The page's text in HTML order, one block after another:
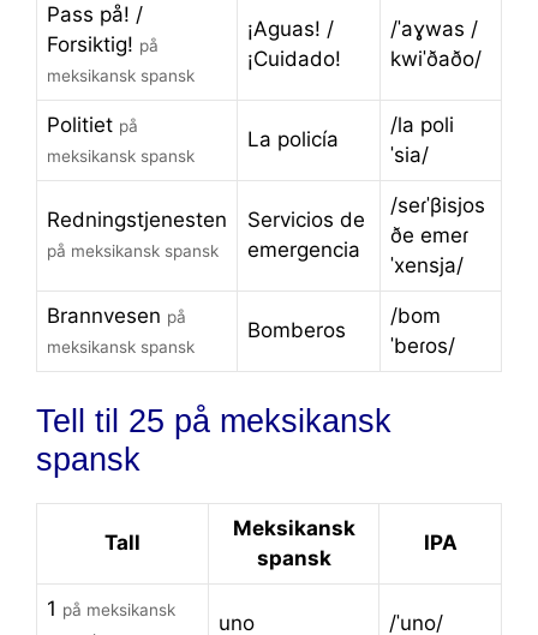
Pass på! /
Forsiktig! på
meksikansk spansk
¡Aguas! /
¡Cuidado!
/ˈaɣwas /
kwiˈðaðo/
Politiet på
meksikansk spansk
La policía
/la poli
ˈsia/
Redningstjenesten
på meksikansk spansk
Servicios de
emergencia
/seɾˈβisjos
ðe emeɾ
ˈxensja/
Brannvesen på
meksikansk spansk
Bomberos
/bom
ˈbeɾos/
Tell til 25 på meksikansk
spansk
Tall
Meksikansk
spansk
IPA
1 på meksikansk
uno /ˈuno/